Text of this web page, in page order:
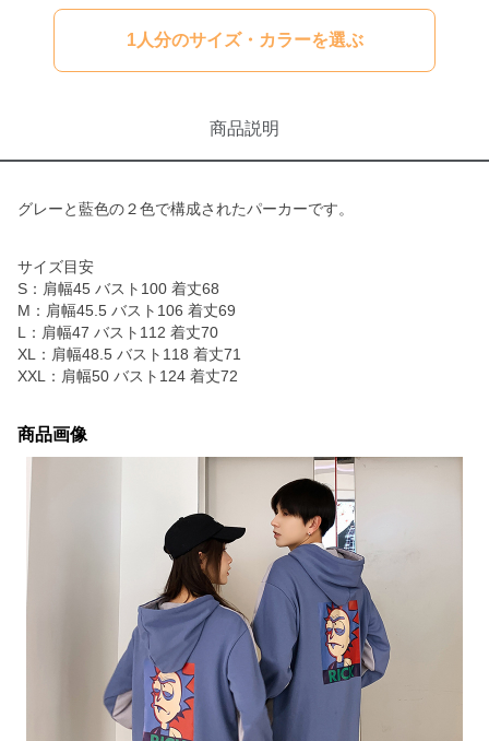
1人分のサイズ・カラーを選ぶ
商品説明
グレーと藍色の２色で構成されたパーカーです。
サイズ目安
S：肩幅45 バスト100 着丈68
M：肩幅45.5 バスト106 着丈69
L：肩幅47 バスト112 着丈70
XL：肩幅48.5 バスト118 着丈71
XXL：肩幅50 バスト124 着丈72
商品画像